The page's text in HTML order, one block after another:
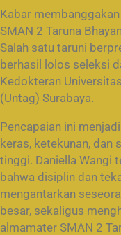
Kabar
SMAN 2 Taruna
Salah satu taruni
berhasil lolos seleksi
Kedokteran
(Untag) Surabaya.
Pencapaian ini
keras, ketekunan, dan
tinggi. Daniella Wangi
bahwa disiplin dan
mengantarkan
besar, sekaligus
almamater SMAN 2